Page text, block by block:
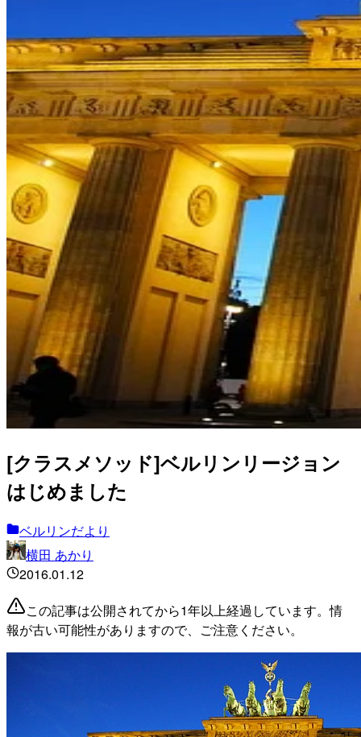
[クラスメソッド]ベルリンリージョン
はじめました
ベルリンだより
横田 あかり
2016.01.12
この記事は公開されてから1年以上経過しています。情
報が古い可能性がありますので、ご注意ください。